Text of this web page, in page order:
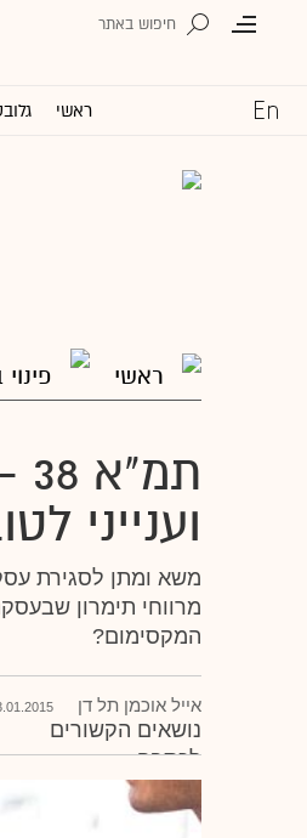
ראשי
ראשי פינוי
וענייני
מרווחי תימרון
המקסימום?
אייל אוכמן תל דן 10:46
נושאים הקשורים
לכתבה
התחדשות עירונית